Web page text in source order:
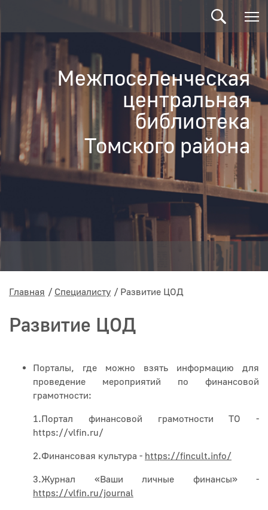
Межпоселенческая
центральная
библиотека
Томского района
Главная Специалисту Развитие ЦОД
Развитие ЦОД
Порталы, где можно взять информацию для
проведение мероприятий по финансовой
грамотности:
1.Портал финансовой грамотности ТО -
https://vlfin.ru/
2.Финансовая культура - https://fincult.info/
3.Журнал «Ваши личные финансы» -
https://vlfin.ru/journal